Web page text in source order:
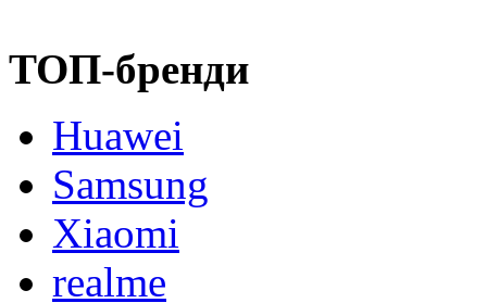
ТОП-бренди
Huawei
Samsung
Xiaomi
realme